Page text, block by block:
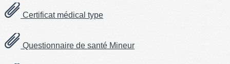
Certificat médical type
Questionnaire de santé Mineur